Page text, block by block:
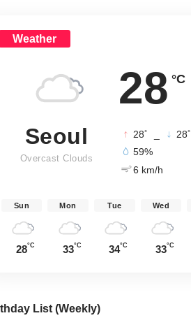
Weather
28 °C
Seoul
Overcast Clouds
28° 28°
59%
6 km/h
Sun
28°C
Mon
33°C
Tue
34°C
Wed
33°C
List (Weekly)